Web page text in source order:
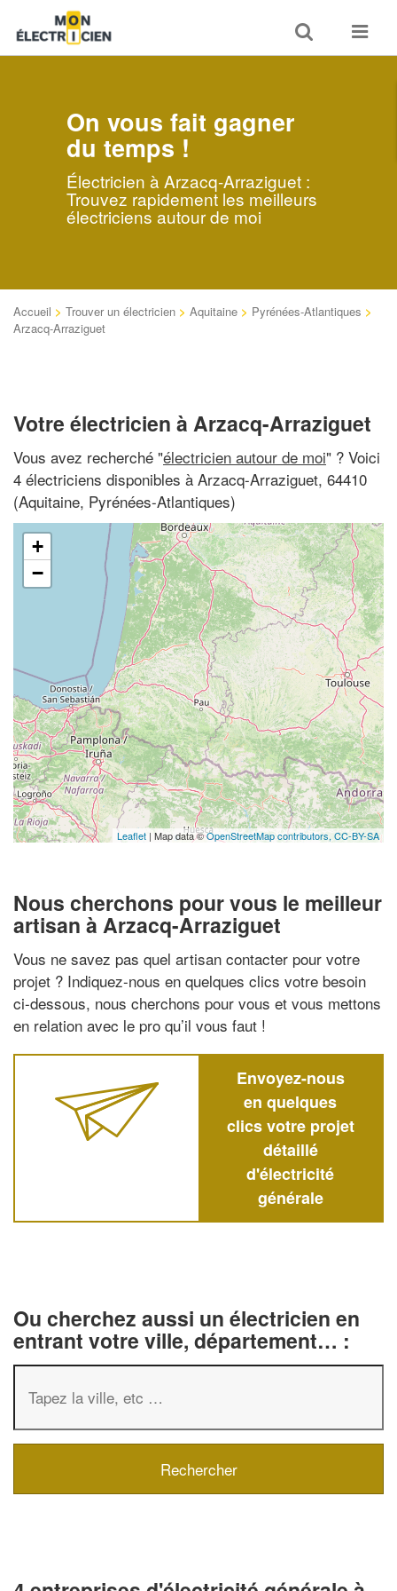
Toggle
search
Toggle
On vous fait gagner
du temps !
Électricien à Arzacq-Arraziguet :
Trouvez rapidement les meilleurs
électriciens autour de moi
Accueil > Trouver un électricien > Aquitaine > Pyrénées-Atlantiques >
Arzacq-Arraziguet
Votre électricien à Arzacq-Arraziguet
Vous avez recherché "électricien autour de moi" ? Voici
4 électriciens disponibles à Arzacq-Arraziguet, 64410
(Aquitaine, Pyrénées-Atlantiques)
+
−
Leaflet | Map data ©OpenStreetMap contributors, CC-BY-SA
Nous cherchons pour vous le meilleur
artisan à Arzacq-Arraziguet
Vous ne savez pas quel artisan contacter pour votre
projet ? Indiquez-nous en quelques clics votre besoin
ci-dessous, nous cherchons pour vous et vous mettons
en relation avec le pro qu’il vous faut !
Envoyez-nous
en quelques
clics votre projet
détaillé
d'électricité
générale
Ou cherchez aussi un électricien en
entrant votre ville, département… :